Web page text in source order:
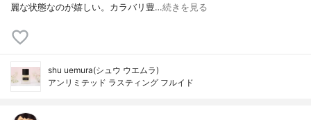
麗な状態なのが嬉しい。カラバリ豊…続きを見る
shu uemura(シュウ ウエムラ)
アンリミテッド ラスティング フルイド